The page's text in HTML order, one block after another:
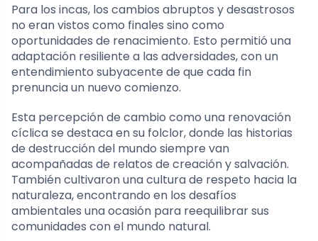
Para los incas, los cambios abruptos y desastrosos
no eran vistos como finales sino como
oportunidades de renacimiento. Esto permitió una
adaptación resiliente a las adversidades, con un
entendimiento subyacente de que cada fin
prenuncia un nuevo comienzo.
Esta percepción de cambio como una renovación
cíclica se destaca en su folclor, donde las historias
de destrucción del mundo siempre van
acompañadas de relatos de creación y salvación.
También cultivaron una cultura de respeto hacia la
naturaleza, encontrando en los desafíos
ambientales una ocasión para reequilibrar sus
comunidades con el mundo natural.